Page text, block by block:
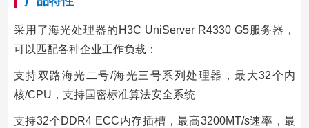
采用了海光处理器的H3C UniServer R4330 G5服务器，
可以匹配各种企业工作负载：
支持双路海光二号/海光三号系列处理器，最大32个内
核/CPU，支持国密标准算法安全系统
支持32个DDR4 ECC内存插槽，最高3200MT/s速率，最